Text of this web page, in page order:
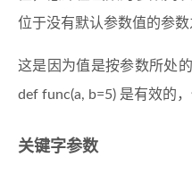
位于没有默认参数值的参数
这是因为值是按参数所处
def func(a, b=5) 是有效的
关键字参数